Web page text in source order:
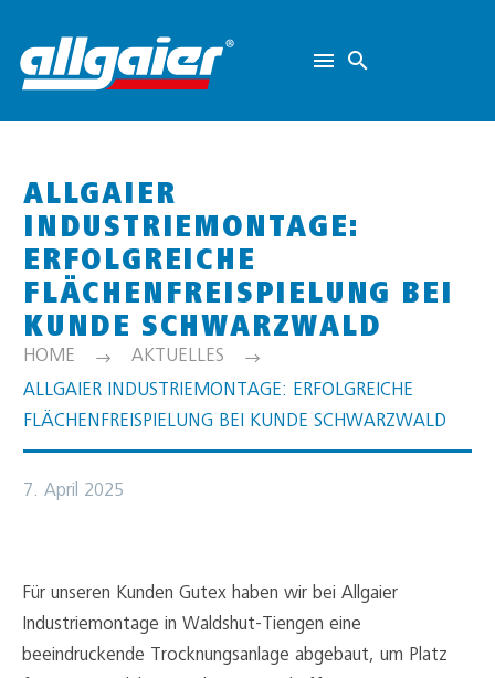
ALLGAIER
INDUSTRIEMONTAGE:
ERFOLGREICHE
FLÄCHENFREISPIELUNG BEI
KUNDE SCHWARZWALD
HOME
AKTUELLES
ALLGAIER INDUSTRIEMONTAGE: ERFOLGREICHE
FLÄCHENFREISPIELUNG BEI KUNDE SCHWARZWALD
7. April 2025
Für unseren Kunden Gutex haben wir bei Allgaier
Industriemontage in Waldshut-Tiengen eine
beeindruckende Trocknungsanlage abgebaut, um Platz